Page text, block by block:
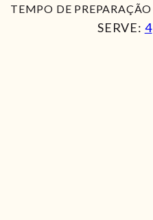
TEMPO DE PREPARAÇÃO
SERVE: 4